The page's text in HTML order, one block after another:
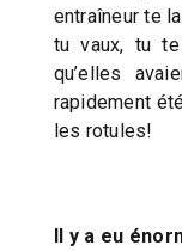
entraîneur te
tu vaux, tu
qu’elles
rapidement
les rotules!
Il y a eu